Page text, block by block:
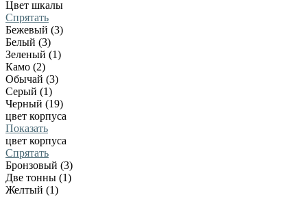
Цвет шкалы
Спрятать
Бежевый (3)
Белый (3)
Зеленый (1)
Камо (2)
Обычай (3)
Серый (1)
Черный (19)
цвет корпуса
Показать
цвет корпуса
Спрятать
Бронзовый (3)
Две тонны (1)
Желтый (1)